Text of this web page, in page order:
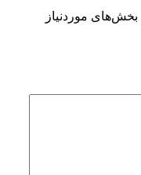
بخش‌های موردنیاز